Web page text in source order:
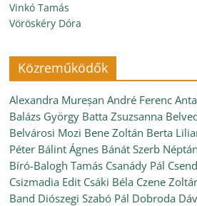
Vinkó Tamás
Vöröskéry Dóra
Közreműködők
Alexandra Mureșan André Ferenc
Balázs György Batta Zsuzsanna
Belvárosi Mozi Bene Zoltán Berta
Péter Bálint Ágnes Bánát Szerb
Bíró-Balogh Tamás Csanády Pál
Csizmadia Edit Csáki Béla Czene
Band Diószegi Szabó Pál Dobroda